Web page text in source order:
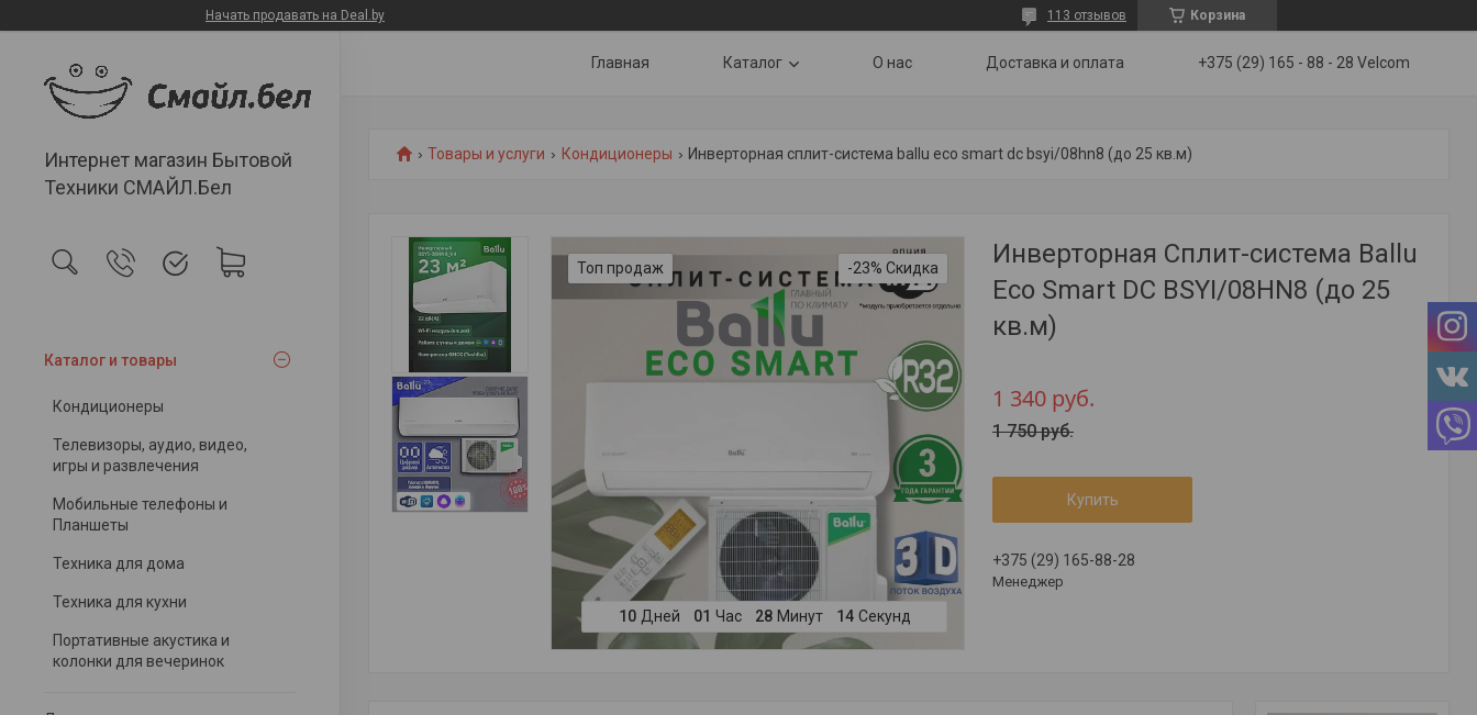
Начать продавать на Deal.by Корзина
113 отзывов
Интернет магазин Бытовой
Техники СМАЙЛ.Бел
Каталог и товары
Кондиционеры
Телевизоры, аудио, видео,
игры и развлечения
Мобильные телефоны и
Планшеты
Техника для дома
Техника для кухни
Портативные акустика и
колонки для вечеринок
Главная Каталог О нас Доставка и оплата +375 (29) 165 - 88 - 28 Velcom
Товары и услуги Кондиционеры Инверторная сплит-система ballu eco smart dc bsyi/08hn8 (до 25 кв.м)
Топ продаж -23%
1 0 Дней 01 Час 28 Минут 14 Секунд
Инверторная Сплит-система Ballu
Eco Smart DC BSYI/08HN8 (до 25
кв.м)
1 750руб.
1 340 руб.
Купить
+375 (29) 165-88-28
Менеджер